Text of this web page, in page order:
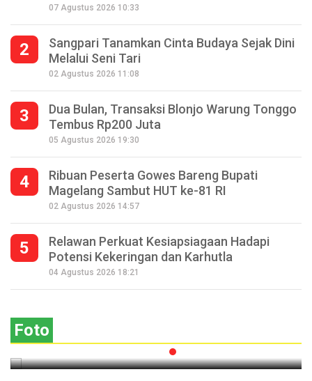
07 Agustus 2026 10:33
2
Sangpari Tanamkan Cinta Budaya Sejak Dini
Melalui Seni Tari
02 Agustus 2026 11:08
3
Dua Bulan, Transaksi Blonjo Warung Tonggo
Tembus Rp200 Juta
05 Agustus 2026 19:30
4
Ribuan Peserta Gowes Bareng Bupati
Magelang Sambut HUT ke-81 RI
02 Agustus 2026 14:57
5
Relawan Perkuat Kesiapsiagaan Hadapi
Potensi Kekeringan dan Karhutla
04 Agustus 2026 18:21
Foto
Seperempat Abad Perhelatan Festival
Lima Gunung XXV Kobarkan Semangat